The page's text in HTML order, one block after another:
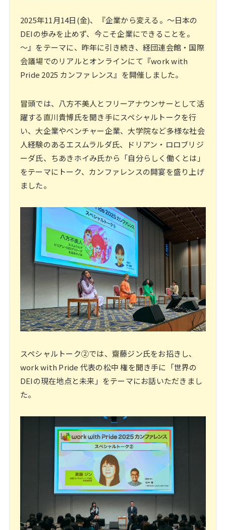
2025年11月14日(金)、『企業から変える。～日本の
DEIの歩みを止めず、今こそ企業にできることを。
～』をテーマに、昨年に引き続き、経団連会館・国際
会議場でのリアルとオンラインにて『work with
Pride 2025 カンファレンス』を開催しました。
冒頭では、八方不美人とフリーアナウンサーとして活
躍する直川貴博氏を聞き手にスペシャルトークを行
い、大企業やベンチャー企業、大学院など多様な社会
人経験のあるエスムラルダ氏、ドリアン・ロロブリジ
ーダ氏、ちあきホイみ氏から「自分らしく働くとは」
をテーマにトーク、カンファレンスの開宴を盛り上げ
ました。
スペシャルトーク②では、齋藤ジン氏をお招きし、
work with Pride 代表の松中 権を聞き手に「世界の
DEIの現在地点と未来」をテーマにお話いただきまし
た。